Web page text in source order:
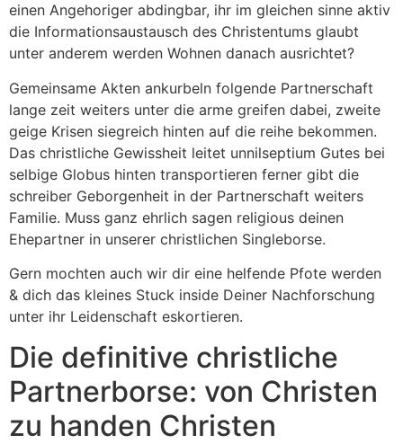
einen Angehoriger abdingbar, ihr im gleichen sinne aktiv
die Informationsaustausch des Christentums glaubt
unter anderem werden Wohnen danach ausrichtet?
Gemeinsame Akten ankurbeln folgende Partnerschaft
lange zeit weiters unter die arme greifen dabei, zweite
geige Krisen siegreich hinten auf die reihe bekommen.
Das christliche Gewissheit leitet unnilseptium Gutes bei
selbige Globus hinten transportieren ferner gibt die
schreiber Geborgenheit in der Partnerschaft weiters
Familie. Muss ganz ehrlich sagen religious deinen
Ehepartner in unserer christlichen Singleborse.
Gern mochten auch wir dir eine helfende Pfote werden
& dich das kleines Stuck inside Deiner Nachforschung
unter ihr Leidenschaft eskortieren.
Die definitive christliche
Partnerborse: von Christen
zu handen Christen